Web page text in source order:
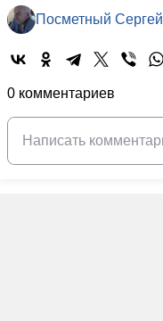
Посметный Сергей
0 комментариев